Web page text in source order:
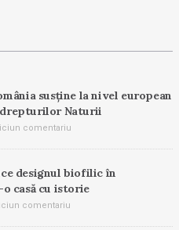
susține la nivel european
drepturilor Naturii
comentariu
designul biofilic în
casă cu istorie
comentariu